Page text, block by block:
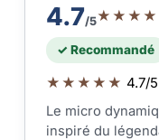
4.7/5
✓ Recommandé
★★★★★ 4.7/
Le micro
inspiré du